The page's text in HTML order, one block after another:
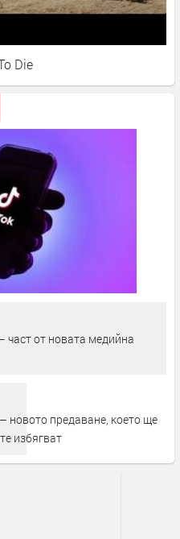
Die
част от новата медийна
новото предаване, което ще
избягват